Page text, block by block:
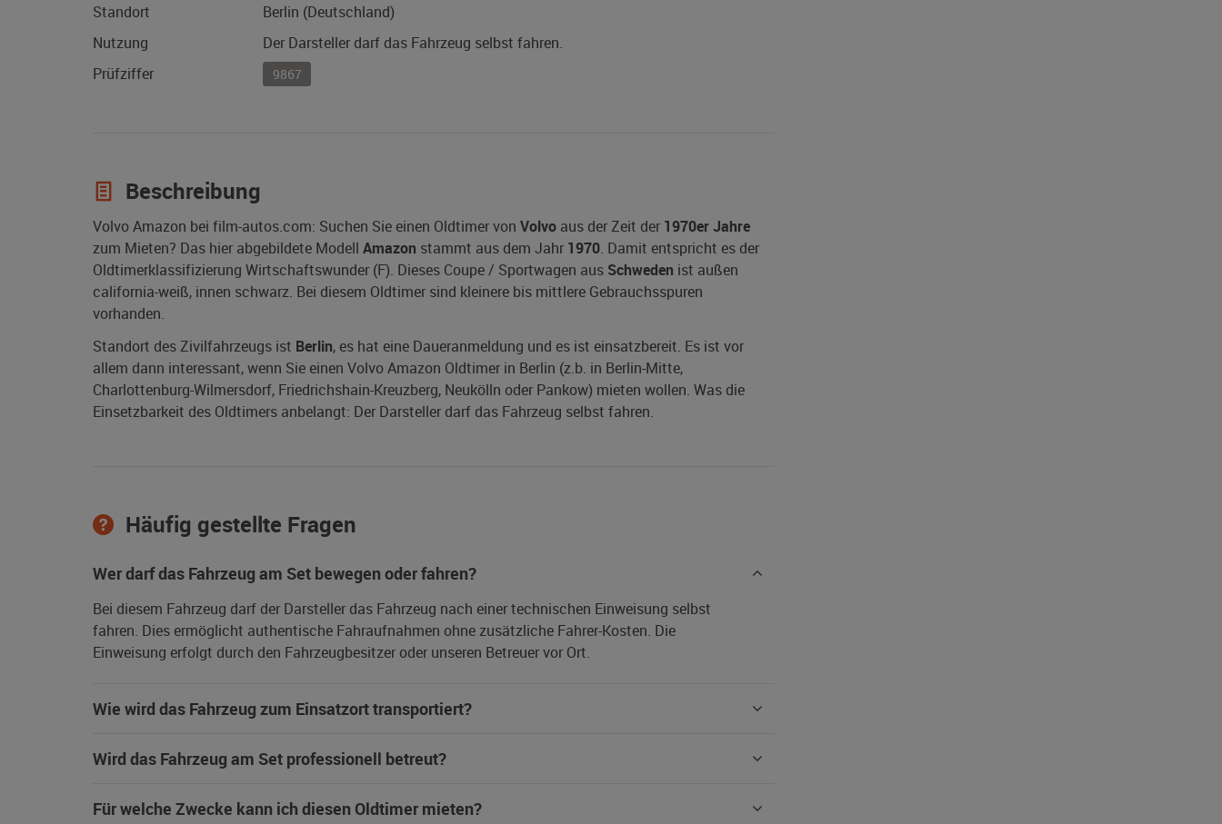
Standort
Berlin (Deutschland)
Nutzung
Der Darsteller darf das Fahrzeug selbst fahren.
Prüfziffer
9867
Beschreibung
Volvo Amazon bei film-autos.com: Suchen Sie einen Oldtimer von Volvo aus der Zeit der 1970er Jahre
zum Mieten? Das hier abgebildete Modell Amazon stammt aus dem Jahr 1970. Damit entspricht es der
Oldtimerklassifizierung Wirtschaftswunder (F). Dieses Coupe / Sportwagen aus Schweden ist außen
california-weiß, innen schwarz. Bei diesem Oldtimer sind kleinere bis mittlere Gebrauchsspuren
vorhanden.
Standort des Zivilfahrzeugs ist Berlin, es hat eine Daueranmeldung und es ist einsatzbereit. Es ist vor
allem dann interessant, wenn Sie einen Volvo Amazon Oldtimer in Berlin (z.b. in Berlin-Mitte,
Charlottenburg-Wilmersdorf, Friedrichshain-Kreuzberg, Neukölln oder Pankow) mieten wollen. Was die
Einsetzbarkeit des Oldtimers anbelangt: Der Darsteller darf das Fahrzeug selbst fahren.
Häufig gestellte Fragen
Wer darf das Fahrzeug am Set bewegen oder fahren?
Bei diesem Fahrzeug darf der Darsteller das Fahrzeug nach einer technischen Einweisung selbst
fahren. Dies ermöglicht authentische Fahraufnahmen ohne zusätzliche Fahrer-Kosten. Die
Einweisung erfolgt durch den Fahrzeugbesitzer oder unseren Betreuer vor Ort.
Wie wird das Fahrzeug zum Einsatzort transportiert?
Wird das Fahrzeug am Set professionell betreut?
Für welche Zwecke kann ich diesen Oldtimer mieten?